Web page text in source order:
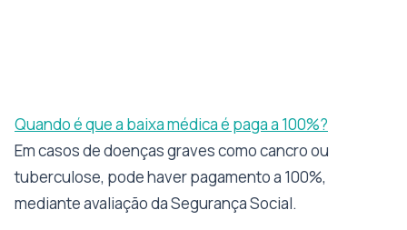
Quando é que a baixa médica é paga a 100%?
Em casos de doenças graves como cancro ou
tuberculose, pode haver pagamento a 100%,
mediante avaliação da Segurança Social.